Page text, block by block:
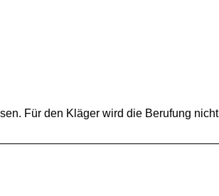
Für den Kläger wird die Berufung